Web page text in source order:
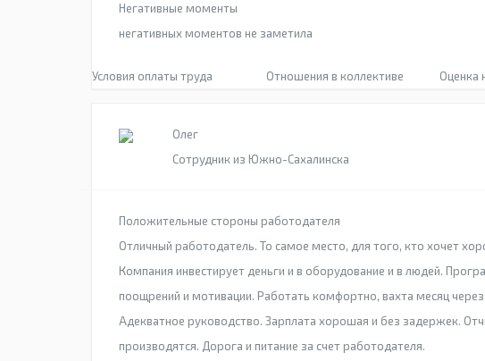
Негативные моменты
негативных моментов не заметила
Условия оплаты труда Отношения в коллективе Оценка
Олег
Сотрудник из Южно-Сахалинска
Положительные стороны работодателя
Отличный работодатель. То самое место, для того, кто хочет
Компания инвестирует деньги и в оборудование и в людей.
поощрений и мотивации. Работать комфортно, вахта месяц
Адекватное руководство. Зарплата хорошая и без задержек.
производятся. Дорога и питание за счет работодателя.